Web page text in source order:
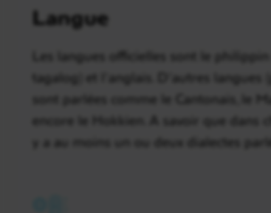
Langue
Les langues officielles sont le philippin
tagalog) et l’anglais. D’autres langues
sont parlées comme le Cantonais, le
encore le Hokkien. A savoir que dans
y a au moins un ou deux dialectes